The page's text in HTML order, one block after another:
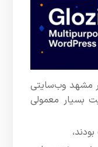
مشهد وب‌سایتی
بسیار معمولی